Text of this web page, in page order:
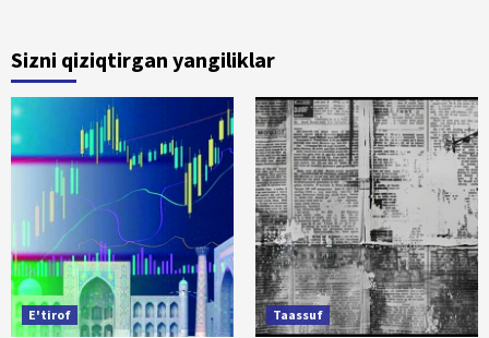
Sizni qiziqtirgan yangiliklar
E'tirof Taassuf